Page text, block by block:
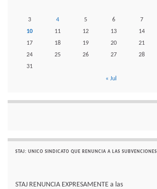
3
4 5 6 7
10
11 12 13 14
17
18 19 20 21
24
25 26 27 28
31
« Jul
STAJ: UNICO SINDICATO QUE RENUNCIA A LAS SUBVENCIONES
STAJ RENUNCIA EXPRESAMENTE a las